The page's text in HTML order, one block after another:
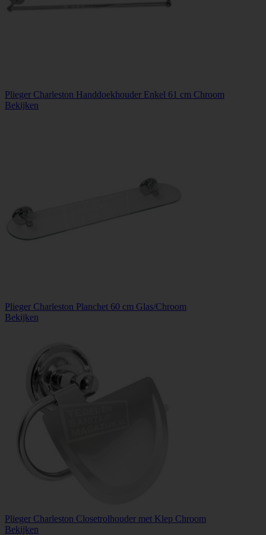
Plieger Charleston Handdoekhouder Enkel 61 cm Chroom
Bekijken
Plieger Charleston Planchet 60 cm Glas/Chroom
Bekijken
Plieger Charleston Closetrolhouder met Klep Chroom
Bekijken